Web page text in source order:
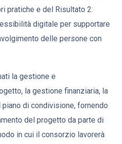
TESTO
pratiche e del Risultato 2:
digitale per supportare
delle persone con
la gestione e
la gestione finanziaria, la
di condivisione, fornendo
del progetto da parte di
in cui il consorzio lavorerà